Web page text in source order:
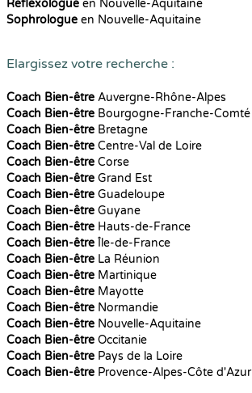
Reflexologue en Nouvelle-Aquitaine
Sophrologue en Nouvelle-Aquitaine
Elargissez votre recherche :
Coach Bien-être Auvergne-Rhône-Alpes
Coach Bien-être Bourgogne-Franche-Comté
Coach Bien-être Bretagne
Coach Bien-être Centre-Val de Loire
Coach Bien-être Corse
Coach Bien-être Grand Est
Coach Bien-être Guadeloupe
Coach Bien-être Guyane
Coach Bien-être Hauts-de-France
Coach Bien-être Île-de-France
Coach Bien-être La Réunion
Coach Bien-être Martinique
Coach Bien-être Mayotte
Coach Bien-être Normandie
Coach Bien-être Nouvelle-Aquitaine
Coach Bien-être Occitanie
Coach Bien-être Pays de la Loire
Coach Bien-être Provence-Alpes-Côte d'Azur